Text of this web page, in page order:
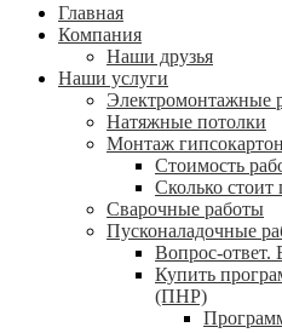
Главная
Компания
Наши друзья
Наши услуги
Электромонтажные
Натяжные потолки
Монтаж
Стоимость
Сколько стоит
Сварочные работы
Пусконаладочные
Вопрос-
Купить
(ПНР)